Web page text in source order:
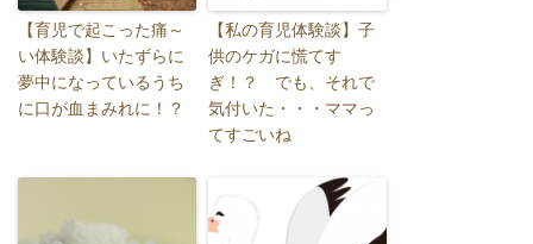
【育児で起こった痛～
い体験談】いたずらに
夢中になっているうち
に口が血まみれに！？
【私の育児体験談】子
供のケガに慌てす
ぎ！？ でも、それで
気付いた・・・ママっ
てすごいね